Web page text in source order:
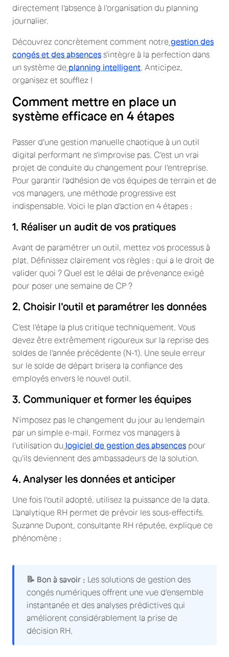
directement l'absence à l'organisation du planning
journalier.
Découvrez concrètement comment notre gestion des
congés et des absences s'intègre à la perfection dans
un système de planning intelligent . Anticipez,
organisez et soufflez !
Comment mettre en place un
système efficace en 4 étapes
Passer d'une gestion manuelle chaotique à un outil
digital performant ne s'improvise pas. C'est un vrai
projet de conduite du changement pour l'entreprise.
Pour garantir l'adhésion de vos équipes de terrain et de
vos managers, une méthode progressive est
indispensable. Voici le plan d'action en 4 étapes :
1. Réaliser un audit de vos pratiques
Avant de paramétrer un outil, mettez vos processus à
plat. Définissez clairement vos règles : qui a le droit de
valider quoi ? Quel est le délai de prévenance exigé
pour poser une semaine de CP ?
2. Choisir l'outil et paramétrer les données
C'est l'étape la plus critique techniquement. Vous
devez être extrêmement rigoureux sur la reprise des
soldes de l'année précédente (N-1). Une seule erreur
sur le solde de départ brisera la confiance des
employés envers le nouvel outil.
3. Communiquer et former les équipes
N'imposez pas le changement du jour au lendemain
par un simple e-mail. Formez vos managers à
l'utilisation du logiciel de gestion des absences pour
qu'ils deviennent des ambassadeurs de la solution.
4. Analyser les données et anticiper
Une fois l'outil adopté, utilisez la puissance de la data.
L'analytique RH permet de prévoir les sous-effectifs.
Suzanne Dupont, consultante RH réputée, explique ce
phénomène :
📝 Bon à savoir : Les solutions de gestion des
congés numériques offrent une vue d'ensemble
instantanée et des analyses prédictives qui
améliorent considérablement la prise de
décision RH.